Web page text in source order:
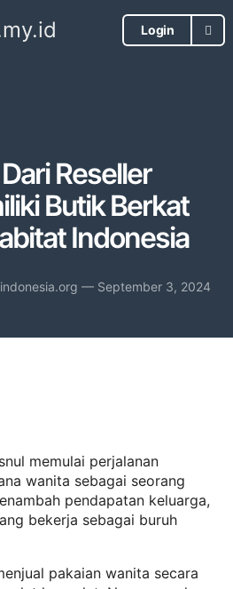
Reseller
Butik Berkat
Indonesia
— September 3, 2024
Login
memulai perjalanan
wanita sebagai seorang
pendapatan keluarga,
bekerja sebagai buruh
pakaian wanita secara